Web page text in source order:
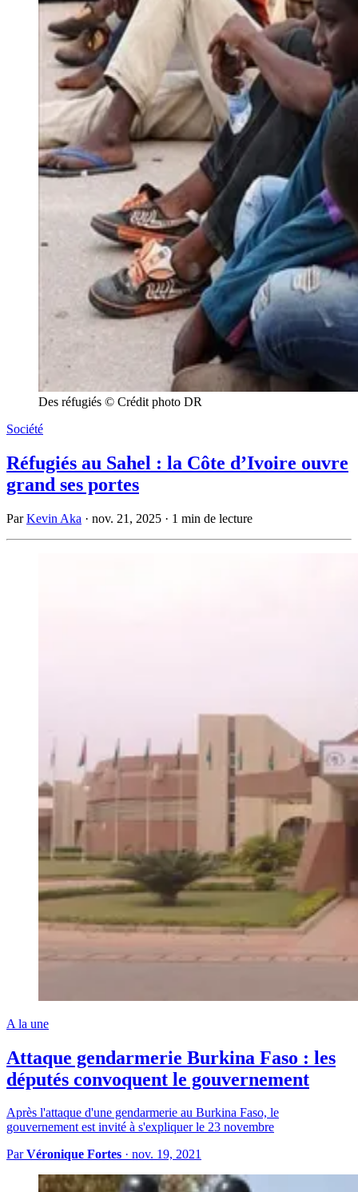
Des réfugiés © Crédit photo DR
Société
Réfugiés au Sahel : la Côte d’Ivoire ouvre
grand ses portes
ParKevin Aka · nov. 21, 2025 · 1 min de lecture
A la une
Attaque gendarmerie Burkina Faso : les
députés convoquent le gouvernement
Après l'attaque d'une gendarmerie au Burkina Faso, le
gouvernement est invité à s'expliquer le 23 novembre
ParVéronique Fortes · nov. 19, 2021